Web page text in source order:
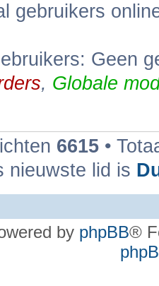
gebruikers
Geen
, Globale
6615 •
nieuwste lid is
by phpBB®